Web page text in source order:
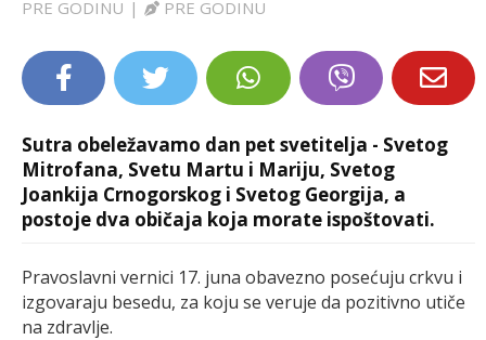
EXTRA
PRE GODINU | PRE GODINU
Sutra obeležavamo dan pet svetitelja - Svetog
Mitrofana, Svetu Martu i Mariju, Svetog
Joankija Crnogorskog i Svetog Georgija, a
postoje dva običaja koja morate ispoštovati.
Pravoslavni vernici 17. juna obavezno posećuju crkvu i
izgovaraju besedu, za koju se veruje da pozitivno utiče
na zdravlje.